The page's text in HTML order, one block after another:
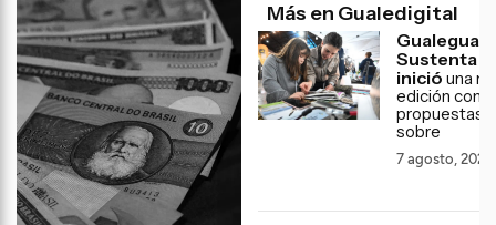
Más en Gualedigital
Sustenta
inició una
edición con
propuestas
sobre
7 agosto, 2026